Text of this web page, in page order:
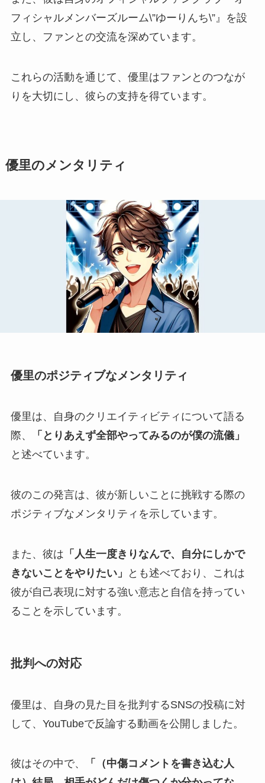
フィシャルメンバーズルーム\”ゆーりんち\”』を設
立し、ファンとの交流を深めています。
これらの活動を通じて、優里はファンとのつなが
りを大切にし、彼らの支持を得ています。
優里のメンタリティ
優里のポジティブなメンタリティ
優里は、自身のクリエイティビティについて語る
際、
「とりあえず全部やってみるのが僕の流儀」
と述べています。
彼のこの発言は、彼が新しいことに挑戦する際の
ポジティブなメンタリティを示しています。
また、彼は 「人生一度きりなんで、自分にしかで
きないことをやりたい」
とも述べており、これは
彼が自己表現に対する強い意志と自信を持ってい
ることを示しています。
批判への対応
優里は、自身の見た目を批判するSNSの投稿に対
して、YouTubeで反論する動画を公開しました。
彼はその中で、
「（中傷コメントを書き込む人